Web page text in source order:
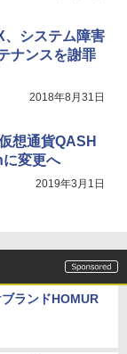
、システム障害
ナンスを謝罪
2018年8月31日
想通貨QASH
変更へ
2019年3月1日
ランドHOMUR